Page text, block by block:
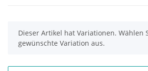
x
Dieser Artikel hat Variationen. Wählen
gewünschte Variation aus.